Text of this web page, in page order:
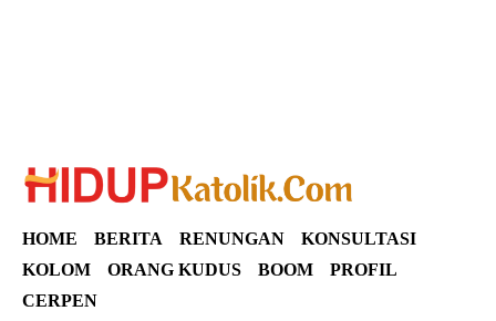
HOME BERITA RENUNGAN
KONSULTASI
KOLOM
ORANG KUDUS BOOM
PROFIL
CERPEN